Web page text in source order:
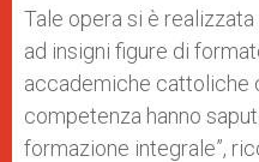
Tale opera si è
ad insigni figure di
accademiche cattoliche
competenza hanno
formazione integrale”,